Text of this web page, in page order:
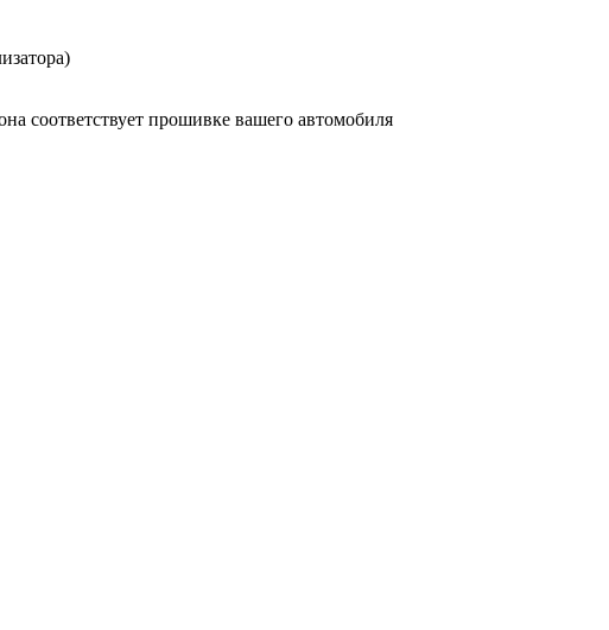
соответствует прошивке вашего автомобиля